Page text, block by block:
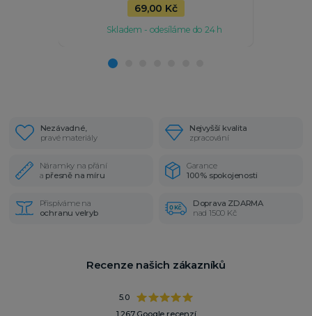
69,00 Kč
Skladem - odesíláme do 24 h
Nezávadné,
pravé materiály
Nejvyšší kvalita
zpracování
Náramky na přání
a přesně na míru
Garance
100% spokojenosti
Přispíváme na
ochranu velryb
Doprava ZDARMA
nad 1500 Kč
Recenze našich zákazníků
5.0
1 267 Google recenzí